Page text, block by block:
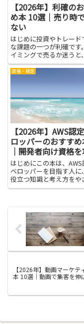
【2026年】利確の
め本 10選｜売り時
ない
はじめに投資やトレード
な課題の一つが利確です
イミングで売るか迷うと
取り損ねたり感情的な判
しまったりします。本記
で迷わないための考え方
ま...
資格・検定
【2026年】AWS認
ロッパーのおすす
｜開発者向け資格
はじめにこの本は、
ベロッパーを目指す人に
役立つ知識と考え方をや
える入門ガイドです。ク
をできるだけ避けて日常
明しています。読むこと
発...
【2026年】動画マーケテ
本 10選｜動画で集客を伸